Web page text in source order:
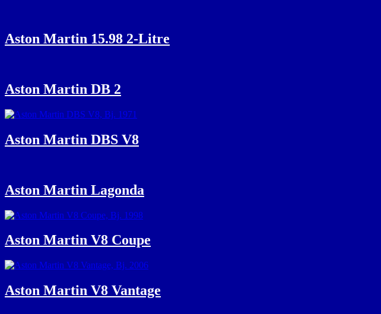
Aston Martin 15.98 2-Litre
Aston Martin DB 2
Aston Martin DBS V8
Aston Martin Lagonda
Aston Martin V8 Coupe
Aston Martin V8 Vantage